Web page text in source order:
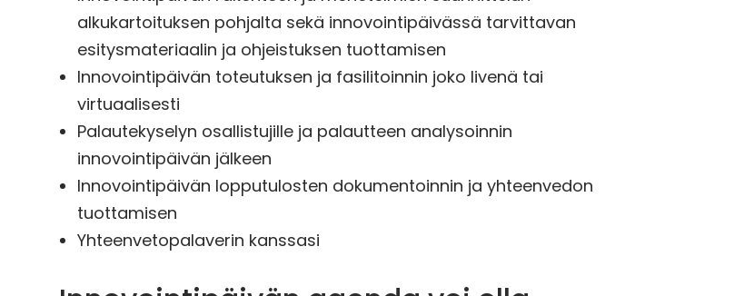
alkukartoituksen pohjalta sekä innovointipäivässä tarvittavan
esitysmateriaalin ja ohjeistuksen tuottamisen
Innovointipäivän toteutuksen ja fasilitoinnin joko livenä tai
virtuaalisesti
Palautekyselyn osallistujille ja palautteen analysoinnin
innovointipäivän jälkeen
Innovointipäivän lopputulosten dokumentoinnin ja yhteenvedon
tuottamisen
Yhteenvetopalaverin kanssasi